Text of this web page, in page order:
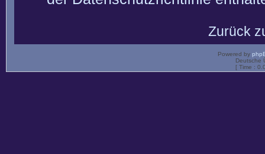
Zurück
Powered by
Deutsche
[ Time :